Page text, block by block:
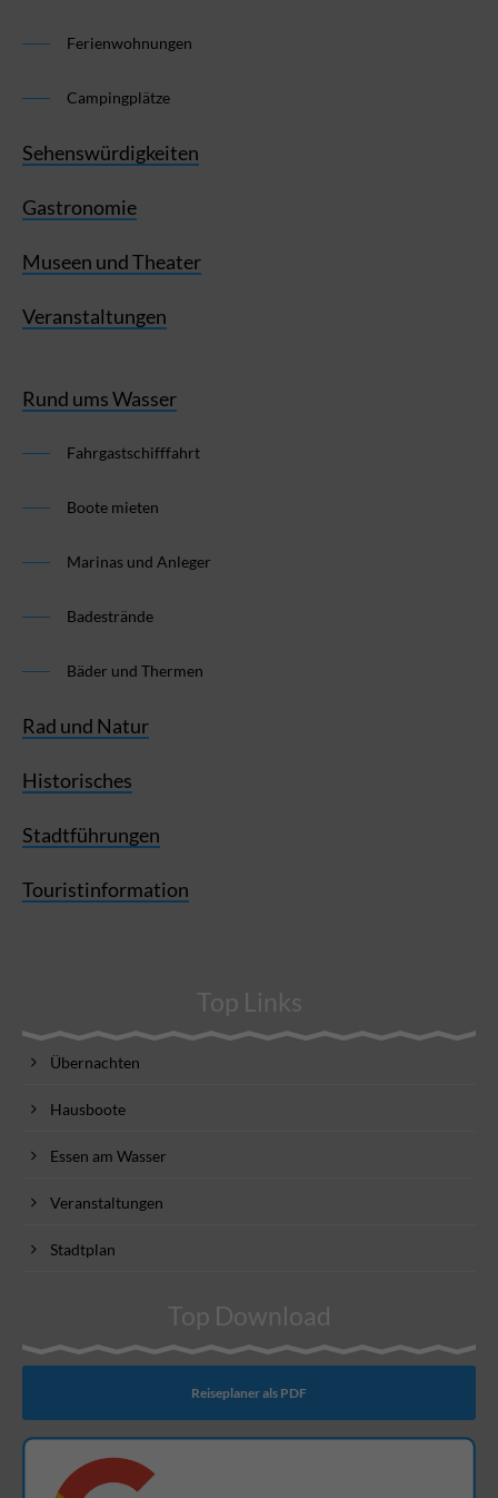
Ferienwohnungen
Campingplätze
Sehenswürdigkeiten
Gastronomie
Museen und Theater
Veranstaltungen
Rund ums Wasser
Fahrgastschifffahrt
Boote mieten
Marinas und Anleger
Badestrände
Bäder und Thermen
Rad und Natur
Historisches
Stadtführungen
Touristinformation
Top Links
Übernachten
Hausboote
Essen am Wasser
Veranstaltungen
Stadtplan
Top Download
Reiseplaner als PDF